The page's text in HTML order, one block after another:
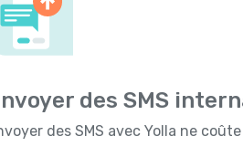
des SMS
des SMS avec Yolla ne